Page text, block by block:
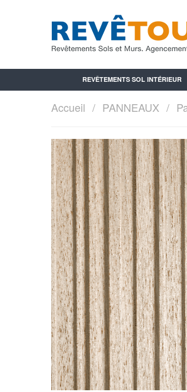
REVÊTEMENTS SOL INTÉRIEUR
Accueil PANNEAUX